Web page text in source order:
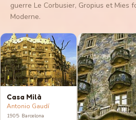
guerre Le Corbusier, Gropius et Mies
Moderne.
Casa Milà
Antonio Gaudí
1905· Barcelona